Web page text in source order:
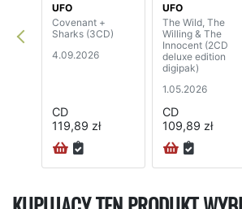
UFO
Covenant +
Sharks (3CD)
4.09.2026
CD
119,89 zł
UFO
The Wild, The
Willing & The
Innocent (2CD
deluxe edition
digipak)
1.05.2026
CD
109,89 zł